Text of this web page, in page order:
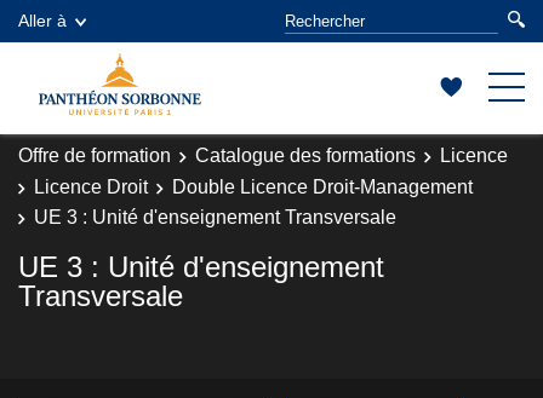
Aller à
Offre de formation Catalogue des formations
Licence
Licence Droit
Double Licence Droit-Management
UE 3 : Unité d'enseignement Transversale
UE 3 : Unité d'enseignement
Transversale